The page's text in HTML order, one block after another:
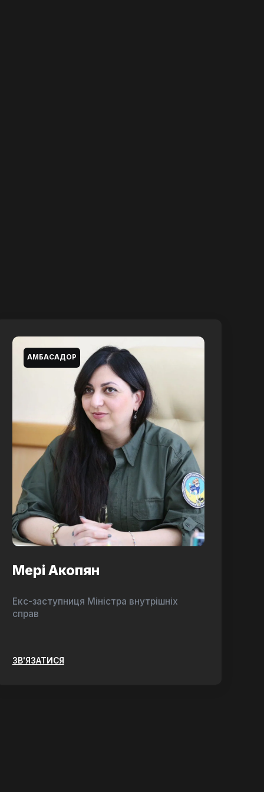
АМБАСАДОР
Мері Акопян
Екс-заступниця Міністра внутрішніх
справ
ЗВ'ЯЗАТИСЯ